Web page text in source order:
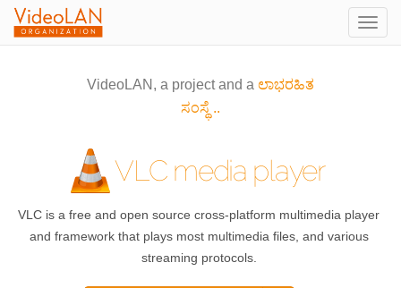
VideoLAN, a project and a ಲಾಭರಹಿತ
ಸಂಸ್ಥೆ ..
VLC media player
VLC is a free and open source cross-platform multimedia player
and framework that plays most multimedia files, and various
streaming protocols.